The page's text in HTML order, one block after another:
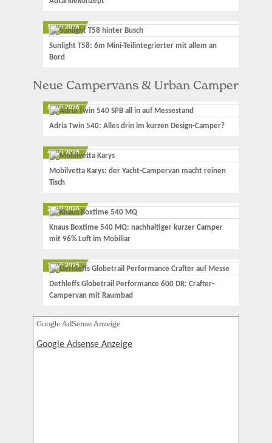
5. Juli 2026
Sunlight T58: 6m Mini-Teilintegrierter mit allem an
Bord
Neue Campervans & Urban Camper
6. Juli 2026
Adria Twin 540: Alles drin im kurzen Design-Camper?
4. Juli 2026
Mobilvetta Karys: der Yacht-Campervan macht reinen
Tisch
2. Juli 2026
Knaus Boxtime 540 MQ: nachhaltiger kurzer Camper
mit 96% Luft im Mobiliar
1. Juli 2026
Dethleffs Globetrail Performance 600 DR: Crafter-
Campervan mit Raumbad
Google AdSense Anzeige
Google Adsense Anzeige